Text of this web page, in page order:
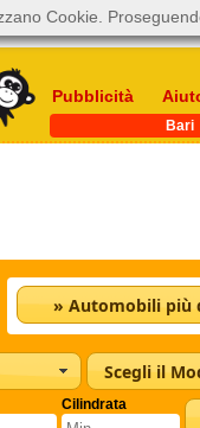
Pubblicità
Bari
Scegli il
Cilindrata
Cookie.